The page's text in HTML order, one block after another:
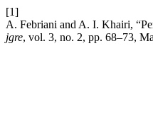
[1]
A. Febriani and A. I. Khairi,
jgre, vol. 3, no. 2, pp. 68–73,